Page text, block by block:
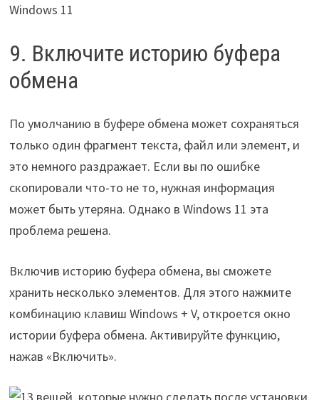
9. Включите историю буфера
обмена
По умолчанию в буфере обмена может сохраняться
только один фрагмент текста, файл или элемент, и
это немного раздражает. Если вы по ошибке
скопировали что-то не то, нужная информация
может быть утеряна. Однако в Windows 11 эта
проблема решена.
Включив историю буфера обмена, вы сможете
хранить несколько элементов. Для этого нажмите
комбинацию клавиш Windows + V, откроется окно
истории буфера обмена. Активируйте функцию,
нажав «Включить».